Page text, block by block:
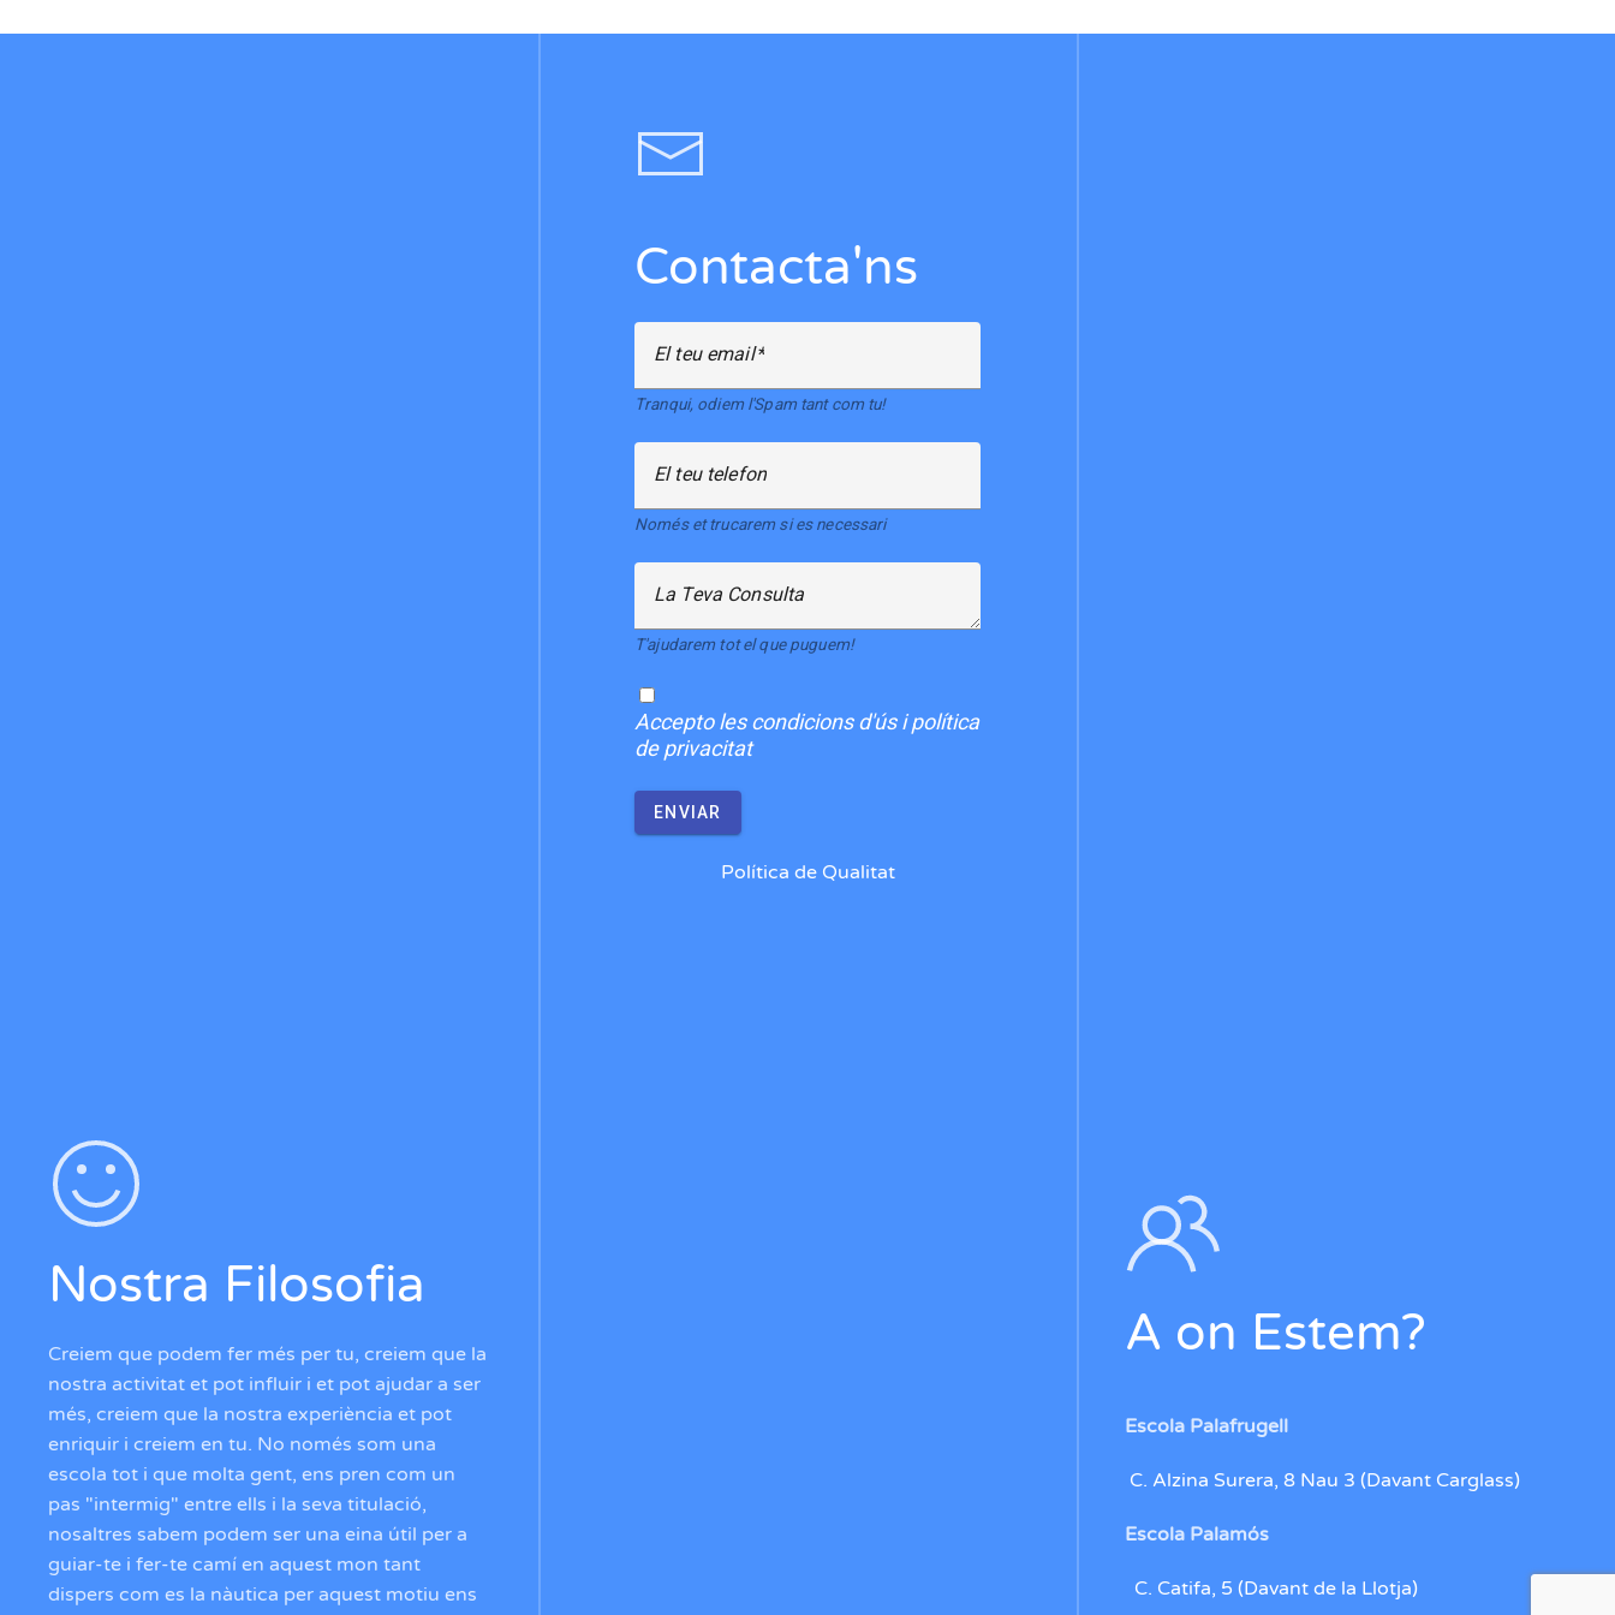
Nostra Filosofia
Creiem que podem fer més per tu, creiem que la
nostra activitat et pot influir i et pot ajudar a ser
més, creiem que la nostra experiència et pot
enriquir i creiem en tu. No només som una
escola tot i que molta gent, ens pren com un
pas "intermig" entre ells i la seva titulació,
nosaltres sabem podem ser una eina útil per a
guiar-te i fer-te camí en aquest mon tant
dispers com es la nàutica per aquest motiu ens
Contacta'ns
El teu email
Tranqui, odiem l'Spam tant com tu!
El teu telefon
Només et trucarem si es necessari
La Teva Consulta
T'ajudarem tot el que puguem!
Acceptoles condicions d'ús i política
de privacitat
ENVIAR
Política de Qualitat
A on Estem?
Escola Palafrugell
C. Alzina Surera, 8 Nau 3 (Davant Carglass)
Escola Palamós
C. Catifa, 5 (Davant de la Llotja)